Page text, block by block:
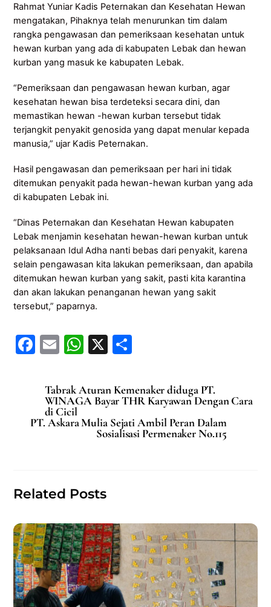
Rahmat Yuniar Kadis Peternakan dan Kesehatan Hewan
mengatakan, Pihaknya telah menurunkan tim dalam
rangka pengawasan dan pemeriksaan kesehatan untuk
hewan kurban yang ada di kabupaten Lebak dan hewan
kurban yang masuk ke kabupaten Lebak.
“Pemeriksaan dan pengawasan hewan kurban, agar
kesehatan hewan bisa terdeteksi secara dini, dan
memastikan hewan -hewan kurban tersebut tidak
terjangkit penyakit genosida yang dapat menular kepada
manusia,” ujar Kadis Peternakan.
Hasil pengawasan dan pemeriksaan per hari ini tidak
ditemukan penyakit pada hewan-hewan kurban yang ada
di kabupaten Lebak ini.
“Dinas Peternakan dan Kesehatan Hewan kabupaten
Lebak menjamin kesehatan hewan-hewan kurban untuk
pelaksanaan Idul Adha nanti bebas dari penyakit, karena
selain pengawasan kita lakukan pemeriksaan, dan apabila
ditemukan hewan kurban yang sakit, pasti kita karantina
dan akan lakukan penanganan hewan yang sakit
tersebut,” paparnya.
F
c
e
b
E
ai
l
W
at
s
A
X
ar
e
Tabrak Aturan Kemenaker diduga PT.
WINAGA Bayar THR Karyawan Dengan Cara
di Cicil
PT. Askara Mulia Sejati Ambil Peran Dalam
Sosialisasi Permenaker No.115
Related Posts